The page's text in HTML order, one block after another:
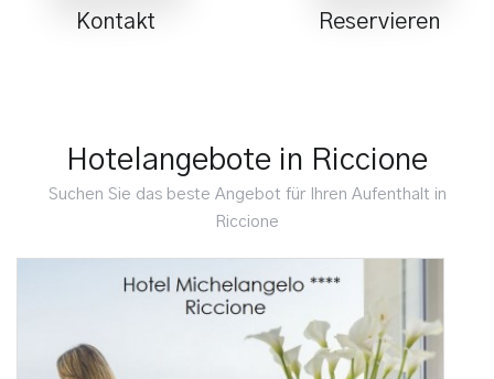
Kontakt Reservieren
Hotelangebote in Riccione
Suchen Sie das beste Angebot für Ihren Aufenthalt in
Riccione